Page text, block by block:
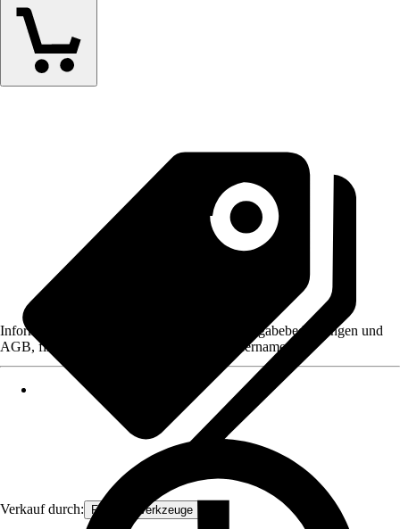
Verkauf durch: FAMEX-Werkzeuge
Informationen des Verkäufers, wie z. B. Rückgabebedingungen und
AGB, finden Sie bei Klick auf den Verkäufernamen.